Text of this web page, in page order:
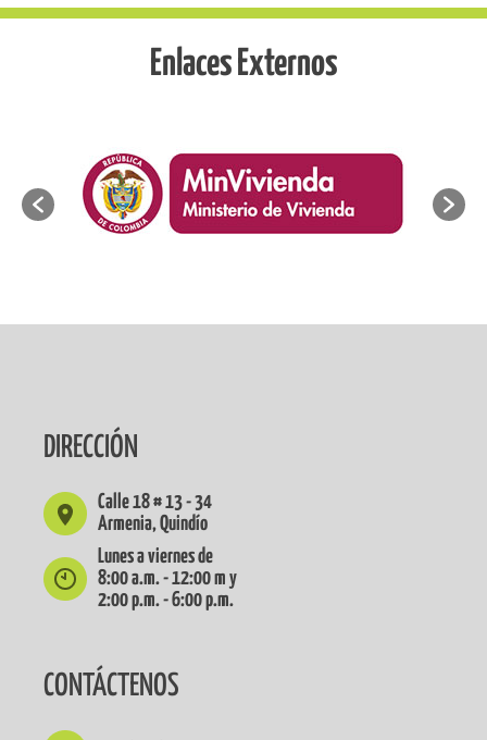
Enlaces Externos
DIRECCIÓN
Calle 18 # 13 - 34
Armenia, Quindío
Lunes a viernes de
8:00 a.m. - 12:00 m y
2:00 p.m. - 6:00 p.m.
CONTÁCTENOS